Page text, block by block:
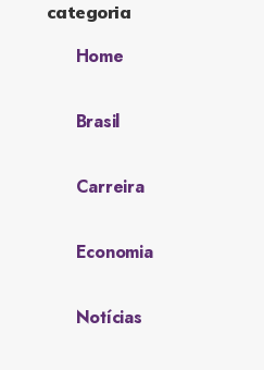
categoria
Home
Brasil
Carreira
Economia
Notícias